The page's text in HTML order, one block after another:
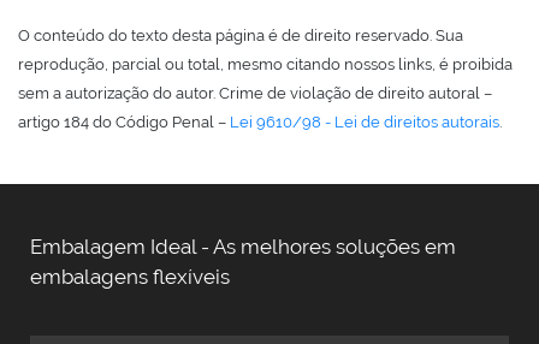
O conteúdo do texto desta página é de direito reservado. Sua
reprodução, parcial ou total, mesmo citando nossos links, é proibida
sem a autorização do autor. Crime de violação de direito autoral –
artigo 184 do Código Penal – Lei 9610/98 - Lei de direitos autorais.
Embalagem Ideal - As melhores soluções em
embalagens flexíveis